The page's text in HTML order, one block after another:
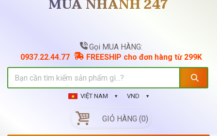
MUA NHANH 247
Gọi MUA HÀNG:
0937.22.44.77
FREESHIP cho đơn hàng từ 299K
VIỆT NAM VND
GIỎ HÀNG (0)